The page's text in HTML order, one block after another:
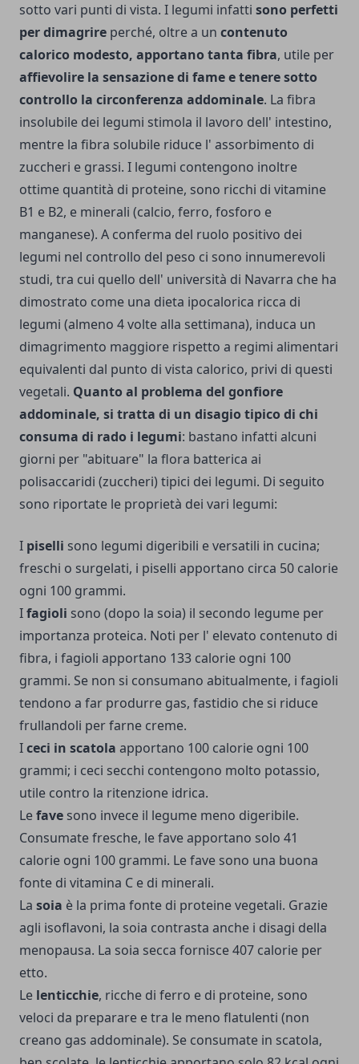
sotto vari punti di vista. I legumi infatti sono perfetti
per dimagrire perché, oltre a un contenuto
calorico modesto, apportano tanta fibra, utile per
affievolire la sensazione di fame e tenere sotto
controllo la circonferenza addominale. La fibra
insolubile dei legumi stimola il lavoro dell' intestino,
mentre la fibra solubile riduce l' assorbimento di
zuccheri e grassi. I legumi contengono inoltre
ottime quantità di proteine, sono ricchi di vitamine
B1 e B2, e minerali (calcio, ferro, fosforo e
manganese). A conferma del ruolo positivo dei
legumi nel controllo del peso ci sono innumerevoli
studi, tra cui quello dell' università di Navarra che ha
dimostrato come una dieta ipocalorica ricca di
legumi (almeno 4 volte alla settimana), induca un
dimagrimento maggiore rispetto a regimi alimentari
equivalenti dal punto di vista calorico, privi di questi
vegetali. Quanto al problema del gonfiore
addominale, si tratta di un disagio tipico di chi
consuma di rado i legumi: bastano infatti alcuni
giorni per "abituare" la flora batterica ai
polisaccaridi (zuccheri) tipici dei legumi. Di seguito
sono riportate le proprietà dei vari legumi:
I piselli sono legumi digeribili e versatili in cucina;
freschi o surgelati, i piselli apportano circa 50 calorie
ogni 100 grammi.
Ifagioli sono (dopo la soia) il secondo legume per
importanza proteica. Noti per l' elevato contenuto di
fibra, i fagioli apportano 133 calorie ogni 100
grammi. Se non si consumano abitualmente, i fagioli
tendono a far produrre gas, fastidio che si riduce
frullandoli per farne creme.
Iceci in scatola apportano 100 calorie ogni 100
grammi; i ceci secchi contengono molto potassio,
utile contro la ritenzione idrica.
Lefave sono invece il legume meno digeribile.
Consumate fresche, le fave apportano solo 41
calorie ogni 100 grammi. Le fave sono una buona
fonte di vitamina C e di minerali.
La soia è la prima fonte di proteine vegetali. Grazie
agli isoflavoni, la soia contrasta anche i disagi della
menopausa. La soia secca fornisce 407 calorie per
etto.
Le lenticchie, ricche di ferro e di proteine, sono
veloci da preparare e tra le meno flatulenti (non
creano gas addominale). Se consumate in scatola,